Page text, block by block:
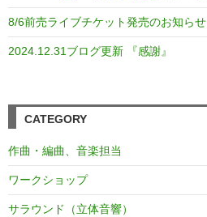
8/6前売ライブチケット発売のお知らせ
2024.12.31ブログ更新 『感謝』
CATEGORY
作曲・編曲、音楽担当
ワークショップ
サラウンド（立体音響）